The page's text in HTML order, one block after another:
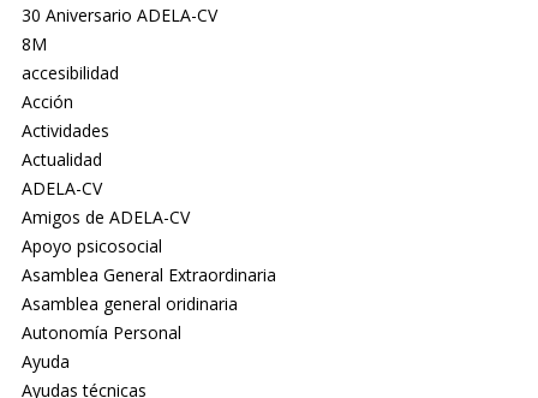
30 Aniversario ADELA-CV
8M
accesibilidad
Acción
Actividades
Actualidad
ADELA-CV
Amigos de ADELA-CV
Apoyo psicosocial
Asamblea General Extraordinaria
Asamblea general oridinaria
Autonomía Personal
Ayuda
Ayudas técnicas